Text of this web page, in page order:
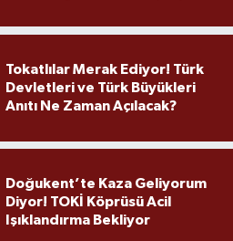
Tokatlılar Merak Ediyor! Türk
Devletleri ve Türk Büyükleri
Anıtı Ne Zaman Açılacak?
Doğukent’te Kaza Geliyorum
Diyor! TOKİ Köprüsü Acil
Işıklandırma Bekliyor